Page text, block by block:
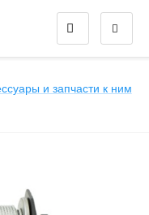
и запчасти к ним